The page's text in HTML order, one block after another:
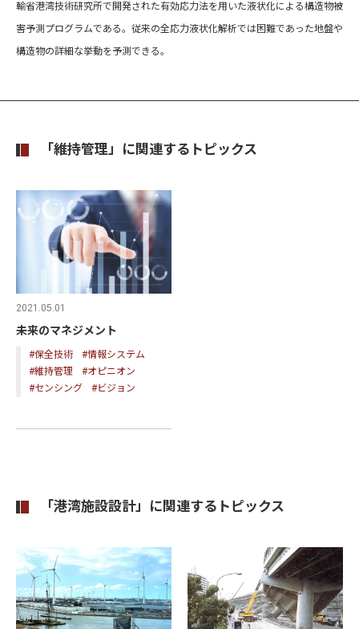
輸省港湾技術研究所で開発された有効応力法を用いた液状化による構造物被
害予測プログラムである。従来の全応力液状化解析では困難であった地盤や
構造物の詳細な挙動を予測できる。
「維持管理」に関連するトピックス
2021.05.01
未来のマネジメント
#保全技術
#情報システム
#維持管理
#オピニオン
#センシング
#ビジョン
「港湾施設設計」に関連するトピックス